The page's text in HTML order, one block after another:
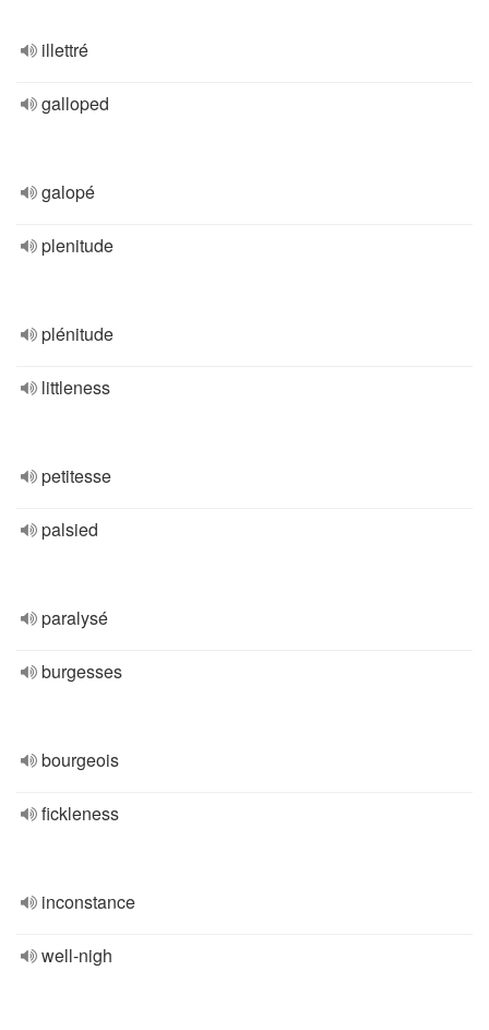
illettré
galloped
galopé
plenitude
plénitude
littleness
petitesse
palsied
paralysé
burgesses
bourgeois
fickleness
inconstance
well-nigh